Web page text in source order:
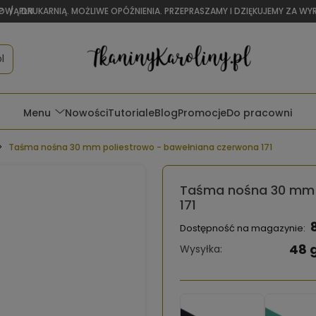
/ PLN
DRUKARNIĄ. MOŻLIWE OPÓŹNIENIA. PRZEPRASZAMY I DZIĘKUJEMY ZA
Menu NowościTutorialeBlogPromocjeDo pracowni
Taśma nośna 30 mm poliestrowo - bawełniana czerwona 171
Taśma nośna 30
171
Dostępność na magazynie:
Wysyłka: 48